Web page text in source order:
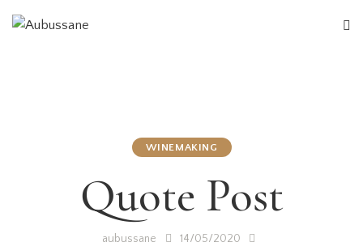
WINEMAKING
Quote Post
aubussane
14/05/2020